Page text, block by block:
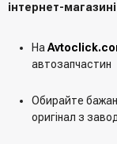
інтернет-магазині
На
автозапчастин
Обирайте
оригінал з